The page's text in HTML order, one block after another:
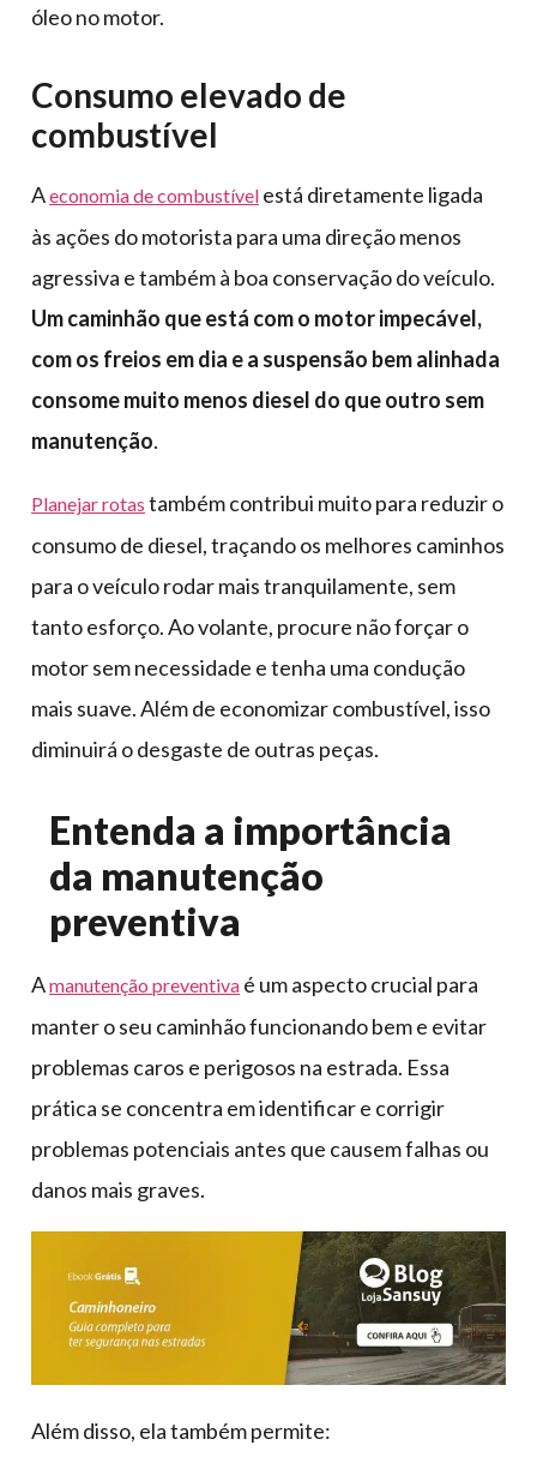
óleo no motor.
Consumo elevado de
combustível
Aeconomia de combustível está diretamente ligada
às ações do motorista para uma direção menos
agressiva e também à boa conservação do veículo.
Um caminhão que está com o motor impecável,
com os freios em dia e a suspensão bem alinhada
consome muito menos diesel do que outro sem
manutenção.
Planejar rotas também contribui muito para reduzir o
consumo de diesel, traçando os melhores caminhos
para o veículo rodar mais tranquilamente, sem
tanto esforço. Ao volante, procure não forçar o
motor sem necessidade e tenha uma condução
mais suave. Além de economizar combustível, isso
diminuirá o desgaste de outras peças.
Entenda a importância
da manutenção
preventiva
Amanutenção preventiva é um aspecto crucial para
manter o seu caminhão funcionando bem e evitar
problemas caros e perigosos na estrada. Essa
prática se concentra em identificar e corrigir
problemas potenciais antes que causem falhas ou
danos mais graves.
Além disso, ela também permite: